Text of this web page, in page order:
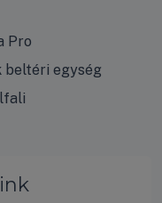
Pro
beltéri egység